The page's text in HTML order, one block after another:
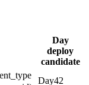
Day
deploy
candidate
Day42